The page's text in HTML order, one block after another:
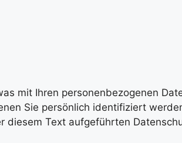
mit Ihren personenbezogenen
Sie persönlich identifiziert
diesem Text aufgeführten